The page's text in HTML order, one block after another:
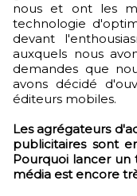
nous et ont les
technologie
devant
auxquels nous
demandes que
avons décidé
éditeurs mobiles.
Les agrégateurs
publicitaires sont
Pourquoi lancer un
média est encore